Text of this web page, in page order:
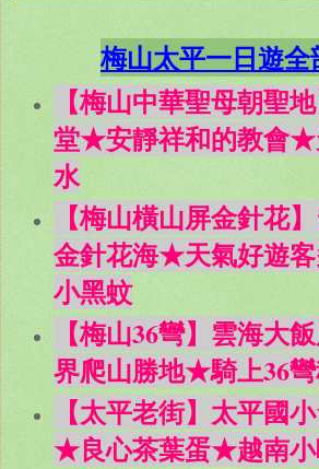
梅山太平一日遊全
【梅山中華聖母朝聖
堂★安靜祥和的教會★
水
【梅山橫山屏金針花
金針花海★天氣好遊
小黑蚊
【梅山36彎】雲海大
界爬山勝地★騎上36
【太平老街】太平國
★良心茶葉蛋★越南